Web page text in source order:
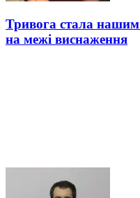
Тривога стала
на межі виснаження